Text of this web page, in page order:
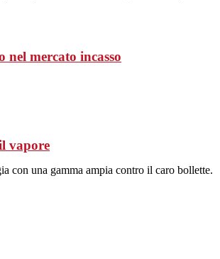
nel mercato incasso
vapore
con una gamma ampia contro il caro bollette.